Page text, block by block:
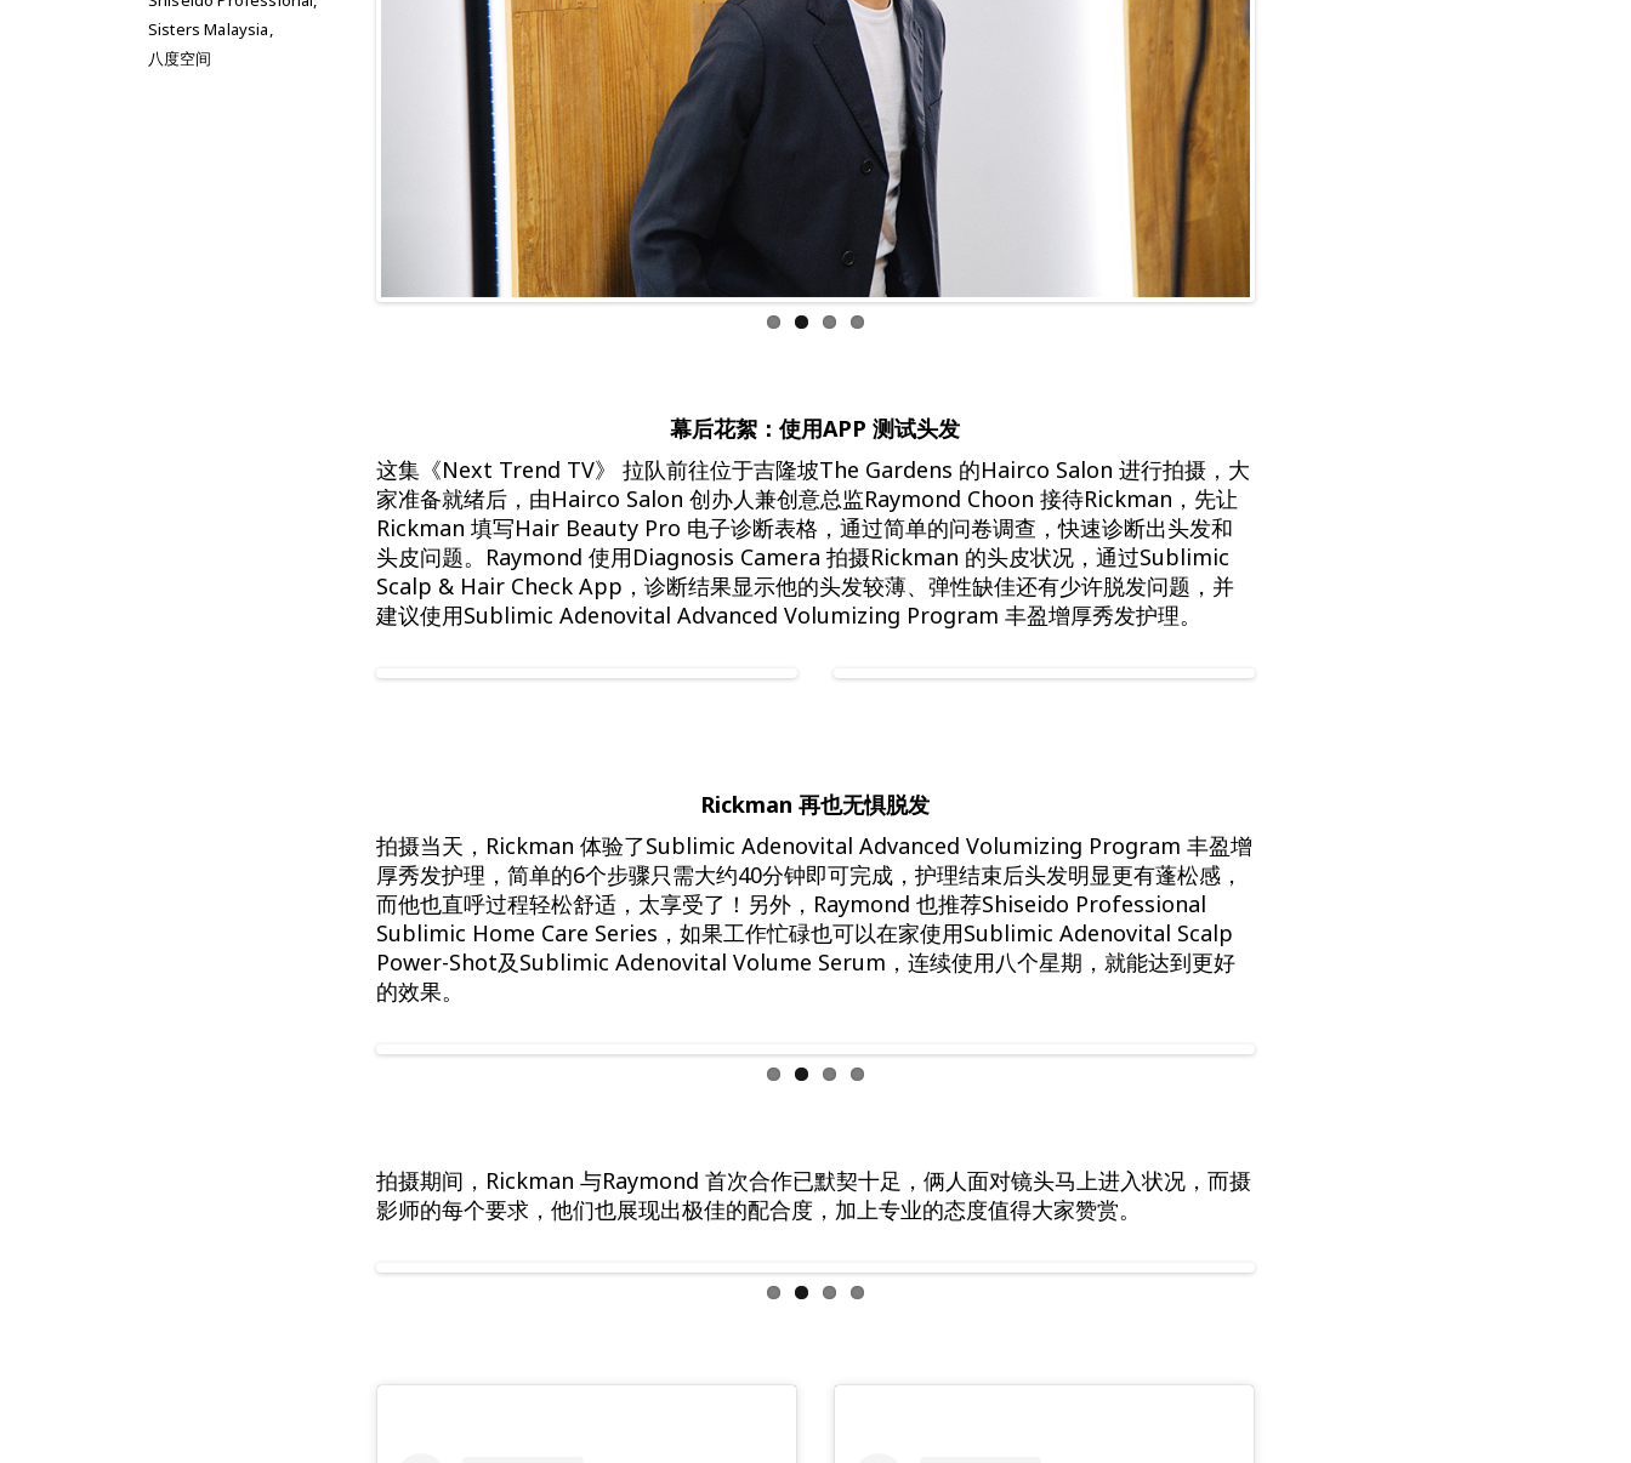
Sisters Malaysia,
八度空间
家准备就绪后，由Hairco Salon 创办人兼创意总监Raymond Choon 接待Rickman，先让
Rickman 填写Hair Beauty Pro 电子诊断表格，通过简单的问卷调查，快速诊断出头发和
头皮问题。Raymond 使用Diagnosis Camera 拍摄Rickman 的头皮状况，通过Sublimic
Scalp & Hair Check App，诊断结果显示他的头发较薄、弹性缺佳还有少许脱发问题，并
建议使用Sublimic Adenovital Advanced Volumizing Program 丰盈增厚秀发护理。
厚秀发护理，简单的6个步骤只需大约40分钟即可完成，护理结束后头发明显更有蓬松感，
而他也直呼过程轻松舒适，太享受了！另外，Raymond 也推荐Shiseido Professional
Sublimic Home Care Series，如果工作忙碌也可以在家使用Sublimic Adenovital Scalp
Power-Shot及Sublimic Adenovital Volume Serum，连续使用八个星期，就能达到更好
的效果。